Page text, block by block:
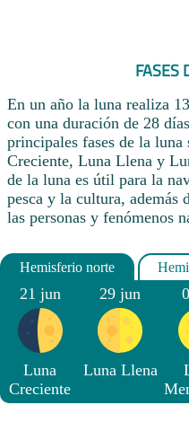
FASES
En un año la luna realiza
con una duración de 28
principales fases de la
Creciente, Luna Llena y
de la luna es útil para la
pesca y la cultura, además
las personas y fenómenos
21 jun
Luna
Creciente
29 jun
Luna Llena